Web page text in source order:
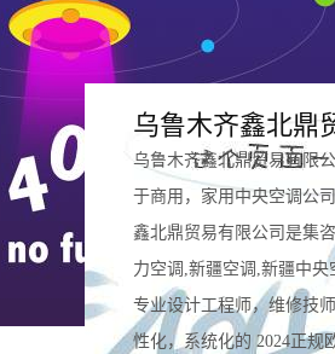
乌鲁木齐鑫北鼎
乌鲁木齐鑫北鼎贸易有限
于商用，家用中央空调公
鑫北鼎贸易有限公司是集
力空调,新疆空调,新疆中
专业设计工程师，维修技
性化，系统化的 2024正规